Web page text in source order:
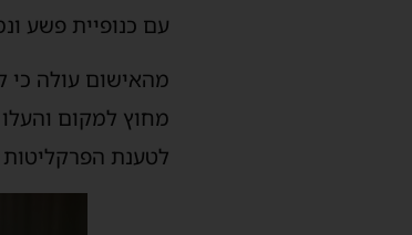
עם כנופיית פשע ונמלט מישראל
מהאישום עולה כי
מחוץ למקום
לטענת